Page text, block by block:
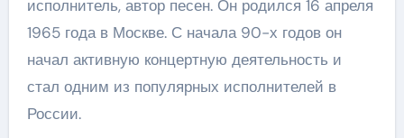
исполнитель, автор песен. Он родился 16 апреля
1965 года в Москве. С начала 90-х годов он
начал активную концертную деятельность и
стал одним из популярных исполнителей в
России.